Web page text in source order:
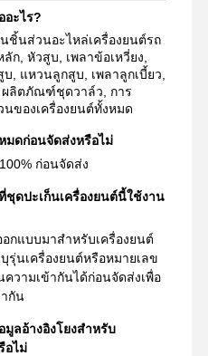
ะไร?
ชิ้นส่วนอะไหล่เครื่องยนต์รถ
ก, หัวสูบ, เพลาข้อเหวี่ยง,
, แหวนลูกสูบ, เพลาลูกเบี้ยว,
ลิตภัณฑ์ชุดวาล์ว, การ
นของเครื่องยนต์ทั้งหมด
ดก่อนจัดส่งหรือไม่
ก่อนจัดส่ง
ชุดปะเก็นเครื่องยนต์นี้ใช้งาน
กแบบมาสำหรับเครื่องยนต์
รุ่นเครื่องยนต์หรือหมายเลข
วามเข้ากันได้ก่อนจัดส่งเพื่อ
กัน
ลอ้างอิงโยงสำหรับ
อไม่